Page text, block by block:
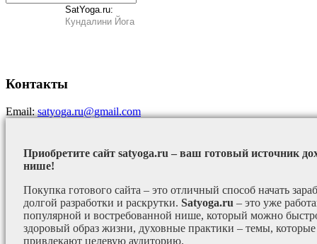
SatYoga.ru:
Кундалини Йога
Контакты
Email:satyoga.ru@gmail.com
Приобретите сайт satyoga.ru – ваш готовый источник
нише!
Покупка готового сайта – это отличный способ начать
долгой разработки и раскрутки. Satyoga.ru – это уже
популярной и востребованной нише, который можно
здоровый образ жизни, духовные практики – темы, которые
привлекают целевую аудиторию.